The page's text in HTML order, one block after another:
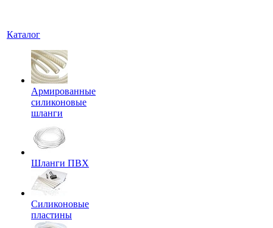
Каталог
Армированные
силиконовые
шланги
Шланги ПВХ
Силиконовые
пластины